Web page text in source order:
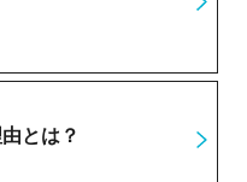
とは？